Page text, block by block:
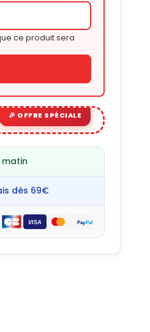
ce produit sera
matin
dès 69€